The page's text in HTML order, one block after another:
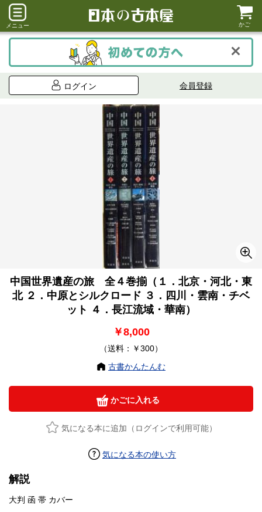
メニュー かご
ログイン 会員登録
中国世界遺産の旅 全４巻揃（１．北京・河北・東
北 ２．中原とシルクロード ３．四川・雲南・チベ
ット ４．長江流域・華南）
￥8,000
（送料：￥300）
古書かんたんむ
かごに入れる
気になる本に追加（ログインで利用可能）
気になる本の使い方
解説
大判 函 帯 カバー